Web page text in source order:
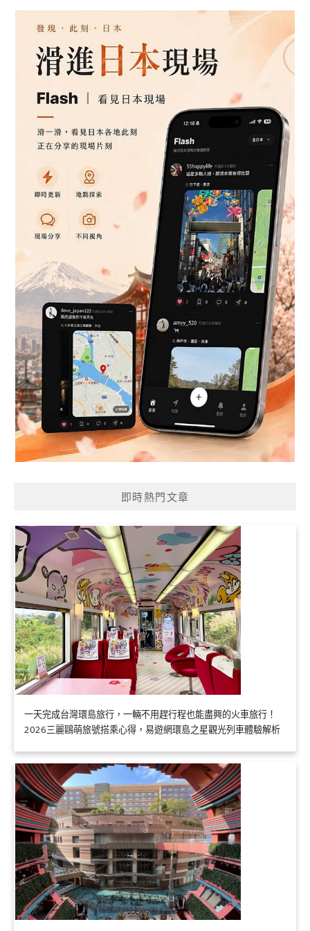
即時熱門文章
一天完成台灣環島旅行，一輛不用趕行程也能盡興的火車旅行！
2026三麗鷗萌旅號搭乘心得，易遊網環島之星觀光列車體驗解析